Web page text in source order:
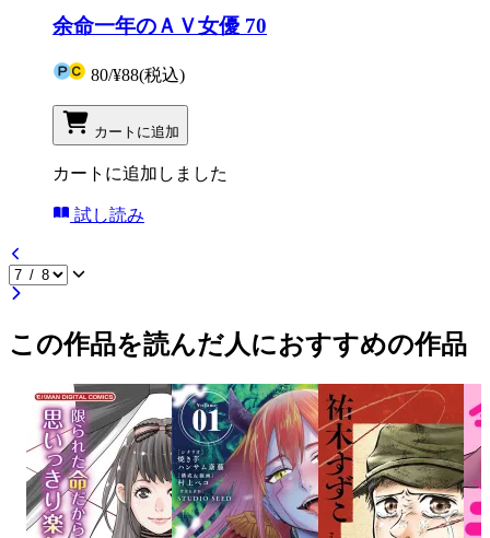
余命一年のＡＶ女優 70
80/¥88(税込)
カートに追加
カートに追加しました
試し読み
この作品を読んだ人におすすめの作品